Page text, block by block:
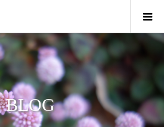
BLOG